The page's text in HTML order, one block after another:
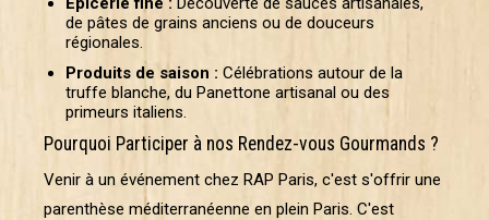
de pâtes de grains anciens ou de douceurs
régionales.
Produits de saison : Célébrations autour de la
truffe blanche, du Panettone artisanal ou des
primeurs italiens.
Pourquoi Participer à nos Rendez-vous Gourmands ?
Venir à un événement chez RAP Paris, c'est s'offrir une
parenthèse méditerranéenne en plein Paris. C'est